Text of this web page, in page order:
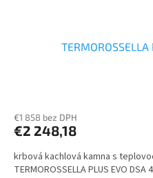
TERMOROSSELLA
€1 858 bez DPH
€2 248,18
krbová kachlová kamna s
TERMOROSSELLA PLUS EVO DSA